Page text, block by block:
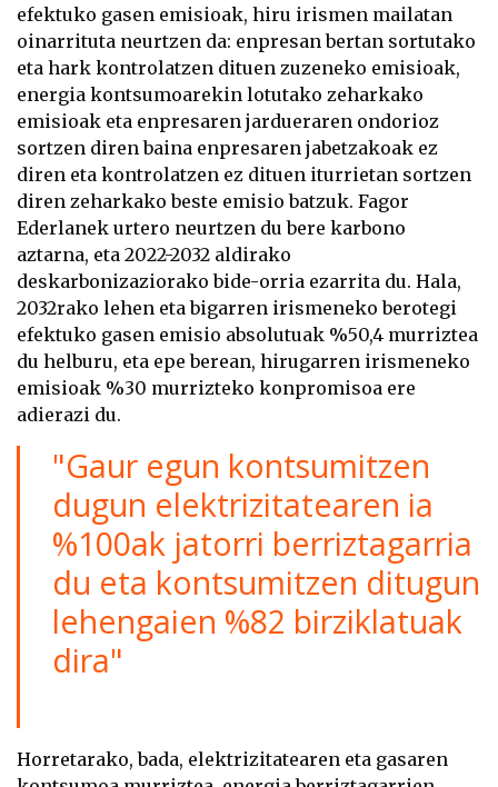
efektuko gasen emisioak, hiru irismen mailatan
oinarrituta neurtzen da: enpresan bertan sortutako
eta hark kontrolatzen dituen zuzeneko emisioak,
energia kontsumoarekin lotutako zeharkako
emisioak eta enpresaren jardueraren ondorioz
sortzen diren baina enpresaren jabetzakoak ez
diren eta kontrolatzen ez dituen iturrietan sortzen
diren zeharkako beste emisio batzuk. Fagor
Ederlanek urtero neurtzen du bere karbono
aztarna, eta 2022-2032 aldirako
deskarbonizaziorako bide-orria ezarrita du. Hala,
2032rako lehen eta bigarren irismeneko berotegi
efektuko gasen emisio absolutuak %50,4 murriztea
du helburu, eta epe berean, hirugarren irismeneko
emisioak %30 murrizteko konpromisoa ere
adierazi du.
"Gaur egun kontsumitzen
dugun elektrizitatearen ia
%100ak jatorri berriztagarria
du eta kontsumitzen ditugun
lehengaien %82 birziklatuak
dira"
Horretarako, bada, elektrizitatearen eta gasaren